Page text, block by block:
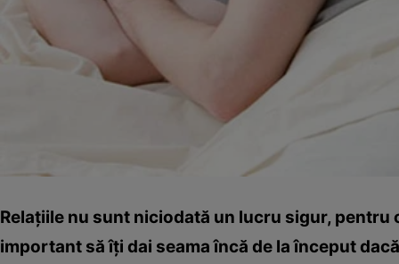
Relaţiile nu sunt niciodată un lucru sigur,
important să îţi dai seama încă de la început